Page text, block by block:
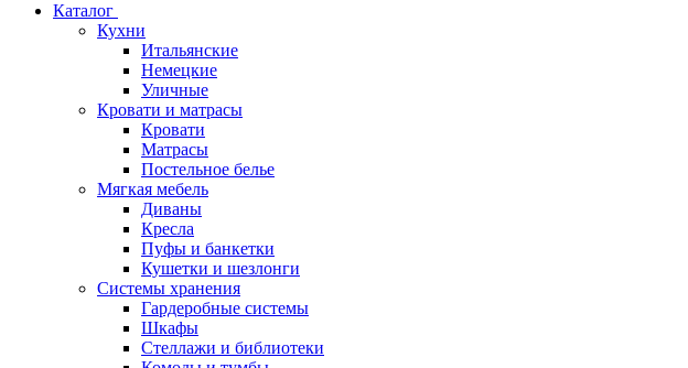
Каталог
Кухни
Итальянские
Немецкие
Уличные
Кровати и матрасы
Кровати
Матрасы
Постельное белье
Мягкая мебель
Диваны
Кресла
Пуфы и банкетки
Кушетки и шезлонги
Системы хранения
Гардеробные системы
Шкафы
Стеллажи и библиотеки